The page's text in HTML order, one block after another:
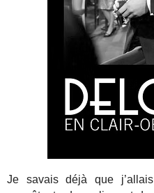
Je savais déjà que